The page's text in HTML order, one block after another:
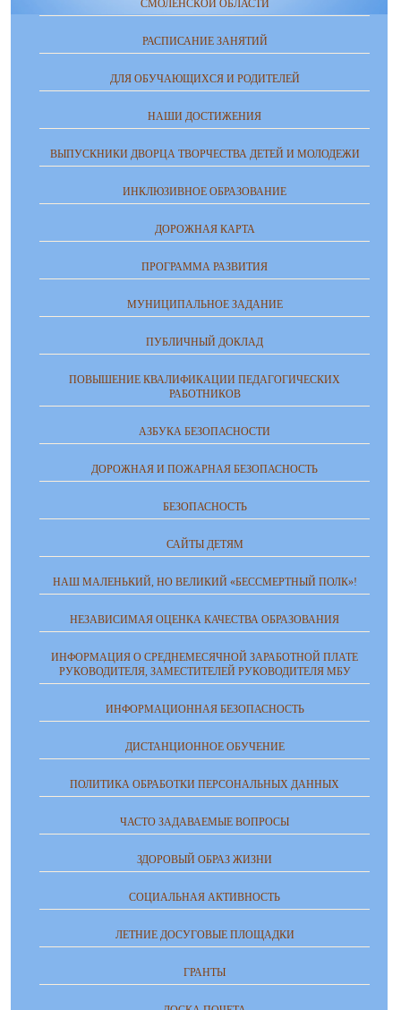
СМОЛЕНСКОЙ ОБЛАСТИ
РАСПИСАНИЕ ЗАНЯТИЙ
ДЛЯ ОБУЧАЮЩИХСЯ И РОДИТЕЛЕЙ
НАШИ ДОСТИЖЕНИЯ
ВЫПУСКНИКИ ДВОРЦА ТВОРЧЕСТВА ДЕТЕЙ И МОЛОДЕЖИ
ИНКЛЮЗИВНОЕ ОБРАЗОВАНИЕ
ДОРОЖНАЯ КАРТА
ПРОГРАММА РАЗВИТИЯ
МУНИЦИПАЛЬНОЕ ЗАДАНИЕ
ПУБЛИЧНЫЙ ДОКЛАД
ПОВЫШЕНИЕ КВАЛИФИКАЦИИ ПЕДАГОГИЧЕСКИХ
РАБОТНИКОВ
АЗБУКА БЕЗОПАСНОСТИ
ДОРОЖНАЯ И ПОЖАРНАЯ БЕЗОПАСНОСТЬ
БЕЗОПАСНОСТЬ
САЙТЫ ДЕТЯМ
НАШ МАЛЕНЬКИЙ, НО ВЕЛИКИЙ «БЕССМЕРТНЫЙ ПОЛК»!
НЕЗАВИСИМАЯ ОЦЕНКА КАЧЕСТВА ОБРАЗОВАНИЯ
ИНФОРМАЦИЯ О СРЕДНЕМЕСЯЧНОЙ ЗАРАБОТНОЙ ПЛАТЕ
РУКОВОДИТЕЛЯ, ЗАМЕСТИТЕЛЕЙ РУКОВОДИТЕЛЯ МБУ
ИНФОРМАЦИОННАЯ БЕЗОПАСНОСТЬ
ДИСТАНЦИОННОЕ ОБУЧЕНИЕ
ПОЛИТИКА ОБРАБОТКИ ПЕРСОНАЛЬНЫХ ДАННЫХ
ЧАСТО ЗАДАВАЕМЫЕ ВОПРОСЫ
ЗДОРОВЫЙ ОБРАЗ ЖИЗНИ
СОЦИАЛЬНАЯ АКТИВНОСТЬ
ЛЕТНИЕ ДОСУГОВЫЕ ПЛОЩАДКИ
ГРАНТЫ